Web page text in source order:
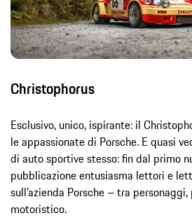
Christophorus
Esclusivo, unico, ispirante: il
le appassionate di Porsche. E quasi
di auto sportive stesso: fin dal primo
pubblicazione entusiasma lettori e
sull’azienda Porsche – tra
motoristico.